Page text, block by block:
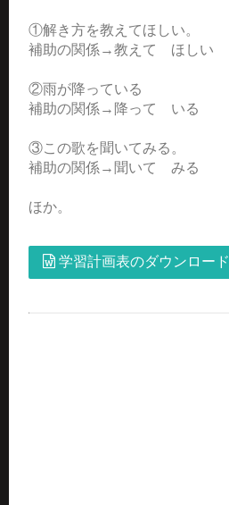
①解き方を教えてほしい。
補助の関係→教えて ほしい
②雨が降っている
補助の関係→降って いる
③この歌を聞いてみる。
補助の関係→聞いて みる
ほか。
学習計画表のダウンロード